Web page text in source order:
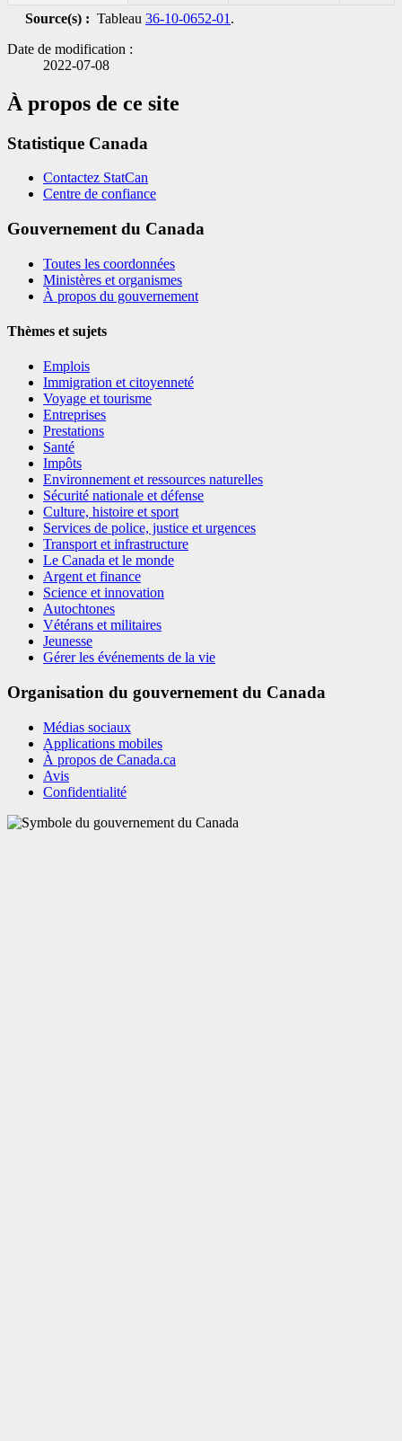
Source(s) : Tableau 36-10-0652-01 .
Date de modification :
2022-07-08
À propos de ce site
Statistique Canada
Contactez StatCan
Centre de confiance
Gouvernement du Canada
Toutes les coordonnées
Ministères et organismes
À propos du gouvernement
Thèmes et sujets
Emplois
Immigration et citoyenneté
Voyage et tourisme
Entreprises
Prestations
Santé
Impôts
Environnement et ressources naturelles
Sécurité nationale et défense
Culture, histoire et sport
Services de police, justice et urgences
Transport et infrastructure
Le Canada et le monde
Argent et finance
Science et innovation
Autochtones
Vétérans et militaires
Jeunesse
Gérer les événements de la vie
Organisation du gouvernement du Canada
Médias sociaux
Applications mobiles
À propos de Canada.ca
Avis
Confidentialité